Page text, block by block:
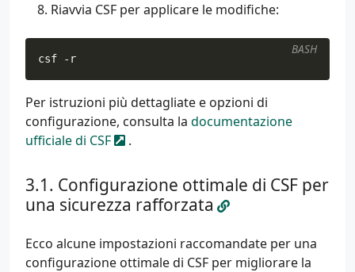
Riavvia CSF per applicare le modifiche:
csf -r
BASH
Per istruzioni più dettagliate e opzioni di
configurazione, consulta la documentazione
ufficiale di CSF
.
Configurazione ottimale di CSF per
una sicurezza rafforzata
Ecco alcune impostazioni raccomandate per una
configurazione ottimale di CSF per migliorare la